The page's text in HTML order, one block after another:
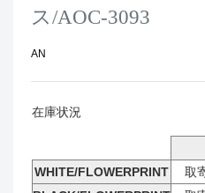
ス/AOC-3093
AN
在庫状況
WHITE/FLOWERPRINT
取